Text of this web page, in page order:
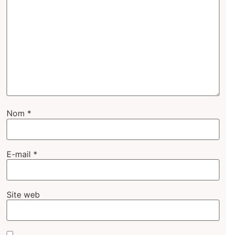
Nom *
E-mail *
Site web